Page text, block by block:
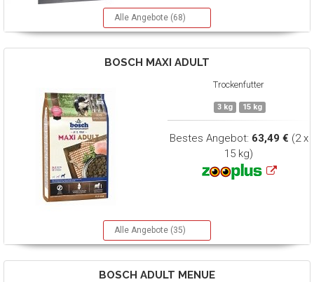
Alle Angebote (68)
BOSCH MAXI ADULT
Trockenfutter
3 kg 15 kg
Bestes Angebot: 63,49 € (2 x
15 kg)
Alle Angebote (35)
BOSCH ADULT MENUE